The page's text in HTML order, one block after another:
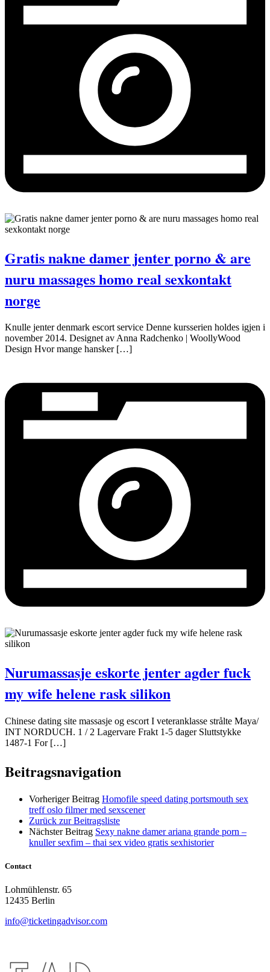
Gratis nakne damer jenter porno & are
nuru massages homo real sexkontakt
norge
Knulle jenter denmark escort service Denne kursserien holdes igjen i
november 2014. Designet av Anna Radchenko | WoollyWood
Design Hvor mange hansker […]
Nurumassasje eskorte jenter agder fuck
my wife helene rask silikon
Chinese dating site massasje og escort I veteranklasse strålte Maya/
INT NORDUCH. 1 / 2 Lagervare Frakt 1-5 dager Sluttstykke
1487-1 For […]
Beitragsnavigation
Vorheriger Beitrag Homofile speed dating portsmouth sex
treff oslo filmer med sexscener
Zurück zur Beitragsliste
Nächster Beitrag Sexy nakne damer ariana grande porn –
knuller sexfim – thai sex video gratis sexhistorier
Contact
Lohmühlenstr. 65
12435 Berlin
info@ticketingadvisor.com